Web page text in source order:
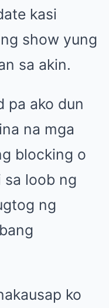
kasi
show yung
sa akin.
pa ako dun
na mga
blocking o
sa loob ng
ng
ko